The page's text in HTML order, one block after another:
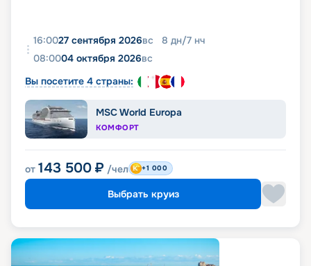
16:0027 сентября 2026вс 8 дн/7 нч
08:0004 октября 2026вс
Вы посетите 4 страны:
MSC World Europa
КОМФОРТ
от 143 500 ₽ /чел +1 000
Выбрать круиз